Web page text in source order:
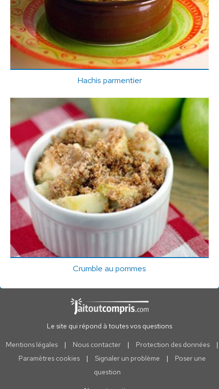
Hachis parmentier
Crumble au pommes
Le site qui répond à toutes vos questions
Mentions légales | Nous contacter | Protection des données
|
Paramètres cookies
| Signaler un problème |
Poser une
question